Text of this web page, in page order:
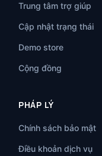
Trung tâm trợ giúp
Cập nhật trạng thái
Demo store
Cộng đồng
PHÁP LÝ
Chính sách bảo mật
Điều khoản dịch vụ